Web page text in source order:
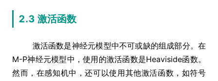
2.3 激活函数
激活函数是神经元模型中不可或缺的组成部分。在
M-P神经元模型中，使用的激活函数是Heaviside函数。
然而，在感知机中，还可以使用其他激活函数，如符号